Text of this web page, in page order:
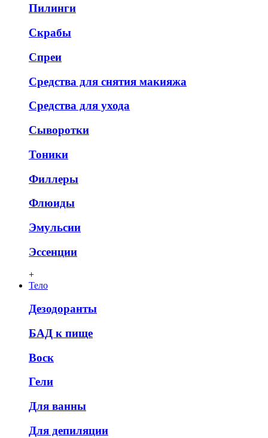
Пилинги
Скрабы
Спреи
Средства для снятия макияжа
Средства для ухода
Сыворотки
Тоники
Филлеры
Флюиды
Эмульсии
Эссенции
+
Тело
Дезодоранты
БАД к пище
Воск
Гели
Для ванны
Для депиляции